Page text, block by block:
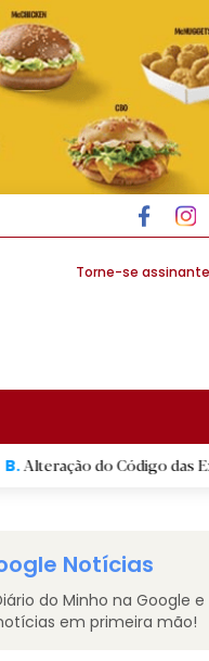
Torne-se assinante
Código das
Notícias
do Minho na Google e
em primeira mão!